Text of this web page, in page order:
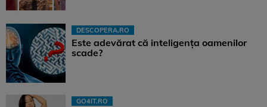
DESCOPERA.RO
Este adevărat că inteligența oamenilor
scade?
GO4IT.RO